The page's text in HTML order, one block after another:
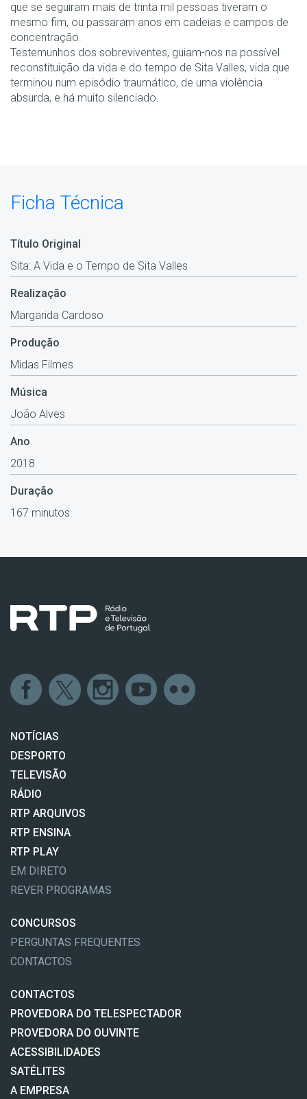
que se seguiram mais de trinta mil pessoas tiveram o
mesmo fim, ou passaram anos em cadeias e campos de
concentração.
Testemunhos dos sobreviventes, guiam-nos na possível
reconstituição da vida e do tempo de Sita Valles, vida que
terminou num episódio traumático, de uma violência
absurda, e há muito silenciado.
Ficha Técnica
Título Original
Sita: A Vida e o Tempo de Sita Valles
Realização
Margarida Cardoso
Produção
Midas Filmes
Música
João Alves
Ano
2018
Duração
167 minutos
NOTÍCIAS
DESPORTO
TELEVISÃO
RÁDIO
RTP ARQUIVOS
RTP ENSINA
RTP PLAY
EM DIRETO
REVER PROGRAMAS
CONCURSOS
PERGUNTAS FREQUENTES
CONTACTOS
CONTACTOS
PROVEDORA DO TELESPECTADOR
PROVEDORA DO OUVINTE
ACESSIBILIDADES
SATÉLITES
A EMPRESA